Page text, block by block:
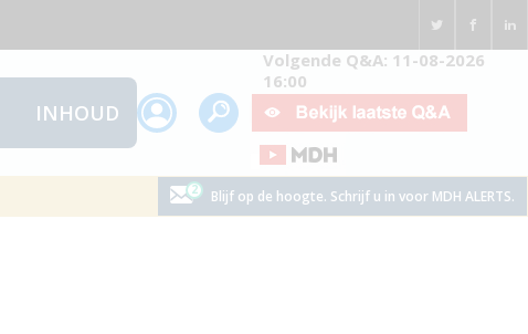
INHOUD
Volgende Q&A: 11-08-2026
16:00
Blijf op de hoogte. Schrijf u in voor MDH ALERTS.